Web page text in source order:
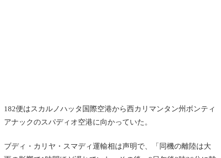
182便はスカルノハッタ国際空港から西カリマンタン州ボンティ
アナックのスパディオ空港に向かっていた。
ブディ・カリヤ・スマディ運輸相は声明で、「同機の離陸は大